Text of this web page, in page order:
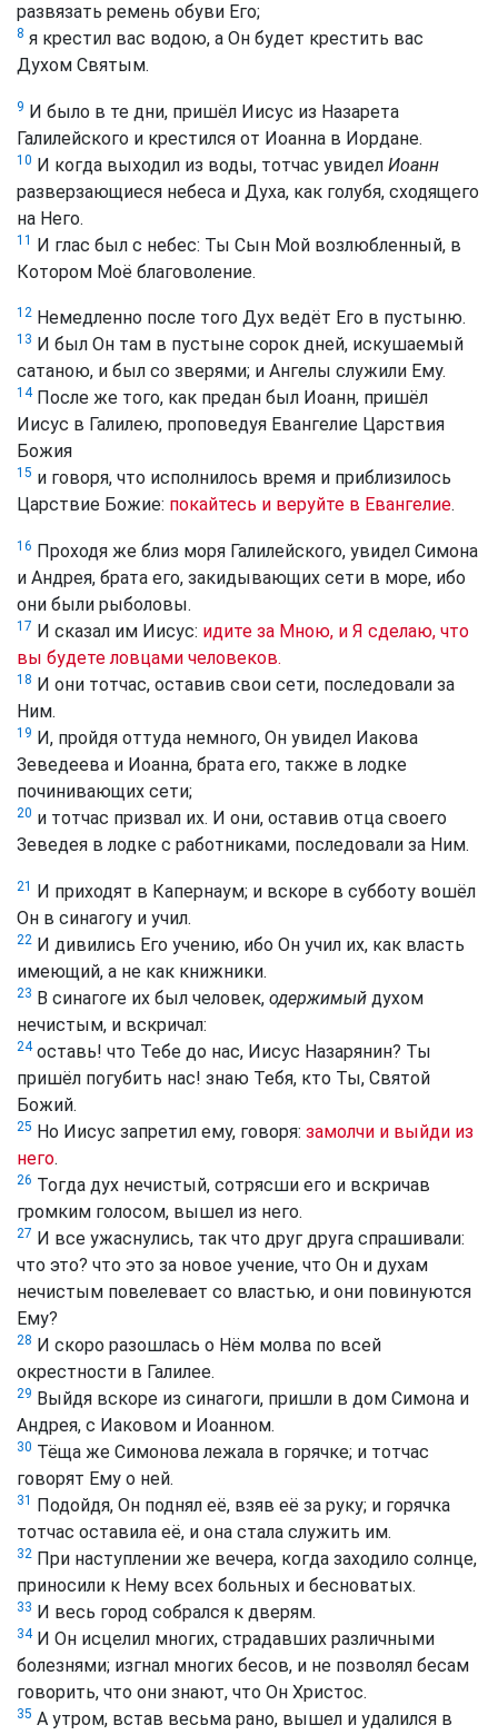
развязать ремень обуви Его;
8 я крестил вас водою, а Он будет крестить вас
Духом Святым.
9 И было в те дни, пришёл Иисус из Назарета
Галилейского и крестился от Иоанна в Иордане.
10 И когда выходил из воды, тотчас увидел Иоанн
разверзающиеся небеса и Духа, как голубя, сходящего
на Него.
11 И глас был с небес: Ты Сын Мой возлюбленный, в
Котором Моё благоволение.
12 Немедленно после того Дух ведёт Его в пустыню.
13 И был Он там в пустыне сорок дней, искушаемый
сатаною, и был со зверями; и Ангелы служили Ему.
14После же того, как предан был Иоанн, пришёл
Иисус в Галилею, проповедуя Евангелие Царствия
Божия
15 и говоря, что исполнилось время и приблизилось
Царствие Божие: покайтесь и веруйте в Евангелие.
16 Проходя же близ моря Галилейского, увидел Симона
и Андрея, брата его, закидывающих сети в море, ибо
они были рыболовы.
17 И сказал им Иисус: идите за Мною, и Я сделаю, что
вы будете ловцами человеков.
18 И они тотчас, оставив свои сети, последовали за
Ним.
19 И, пройдя оттуда немного, Он увидел Иакова
Зеведеева и Иоанна, брата его, также в лодке
починивающих сети;
20 и тотчас призвал их. И они, оставив отца своего
Зеведея в лодке с работниками, последовали за Ним.
21 И приходят в Капернаум; и вскоре в субботу вошёл
Он в синагогу и учил.
22 И дивились Его учению, ибо Он учил их, как власть
имеющий, а не как книжники.
23 В синагоге их был человек, одержимый духом
нечистым, и вскричал:
24оставь! что Тебе до нас, Иисус Назарянин? Ты
пришёл погубить нас! знаю Тебя, кто Ты, Святой
Божий.
25 Но Иисус запретил ему, говоря: замолчи и выйди из
него.
26 Тогда дух нечистый, сотрясши его и вскричав
громким голосом, вышел из него.
27 И все ужаснулись, так что друг друга спрашивали:
что это? что это за новое учение, что Он и духам
нечистым повелевает со властью, и они повинуются
Ему?
28 И скоро разошлась о Нём молва по всей
окрестности в Галилее.
29 Выйдя вскоре из синагоги, пришли в дом Симона и
Андрея, с Иаковом и Иоанном.
30 Тёща же Симонова лежала в горячке; и тотчас
говорят Ему о ней.
31 Подойдя, Он поднял её, взяв её за руку; и горячка
тотчас оставила её, и она стала служить им.
32 При наступлении же вечера, когда заходило солнце,
приносили к Нему всех больных и бесноватых.
33 И весь город собрался к дверям.
34И Он исцелил многих, страдавших различными
болезнями; изгнал многих бесов, и не позволял бесам
говорить, что они знают, что Он Христос.
35 А утром, встав весьма рано, вышел и удалился в